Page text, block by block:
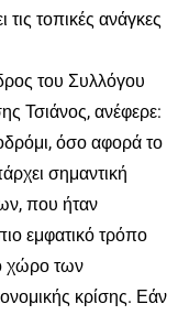
τοπικές ανάγκες
του Συλλόγου
Τσιάνος, ανέφερε:
όσο αφορά το
σημαντική
που ήταν
εμφατικό τρόπο
χώρο των
κρίσης. Εάν